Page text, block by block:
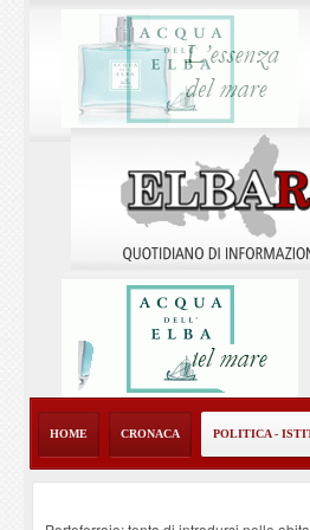
HOME CRONACA POLITICA -